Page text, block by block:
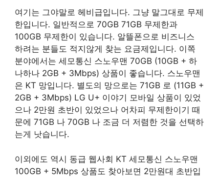
여기는 그야말로 헤비급입니다. 그냥 말그대로 무제
한입니다. 일반적으로 70GB 71GB 무제한과
100GB 무제한이 있습니다. 알뜰폰으로 비즈니스
하려는 분들도 적지않게 찾는 요금제입니다. 이쪽
분야에서는 세모통신 스노우맨 70GB (10GB + 하
나하나 2GB + 3Mbps) 상품이 좋습니다. 스노우맨
은 KT 망입니다. 별도의 망으로는 71GB 로 (11GB +
2GB + 3Mbps) LG U+ 이야기 모바일 상품이 있었
으나 2만원 초반이 있었으나 어차피 무제한이기 때
문에 71GB 나 70GB 나 조금 더 저렴한 것을 선택하
는게 낫습니다.
이외에도 역시 동급 웹사회 KT 세모통신 스노우맨
100GB + 5Mbps 상품도 찾아보면 2만원대 초반입